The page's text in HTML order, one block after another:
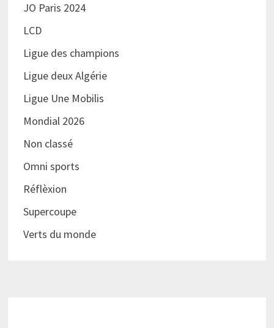
JO Paris 2024
LCD
Ligue des champions
Ligue deux Algérie
Ligue Une Mobilis
Mondial 2026
Non classé
Omni sports
Réflèxion
Supercoupe
Verts du monde